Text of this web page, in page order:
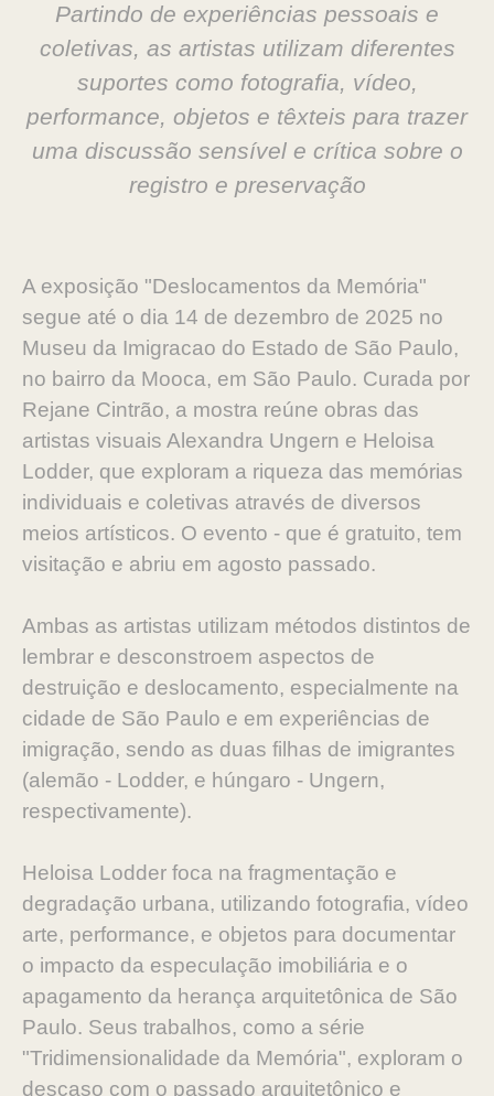
Partindo de experiências pessoais e
coletivas, as artistas utilizam diferentes
suportes como fotografia, vídeo,
performance, objetos e têxteis para trazer
uma discussão sensível e crítica sobre o
registro e preservação
A exposição "Deslocamentos da Memória"
segue até o dia 14 de dezembro de 2025 no
Museu da Imigracao do Estado de São Paulo,
no bairro da Mooca, em São Paulo. Curada por
Rejane Cintrão, a mostra reúne obras das
artistas visuais Alexandra Ungern e Heloisa
Lodder, que exploram a riqueza das memórias
individuais e coletivas através de diversos
meios artísticos. O evento - que é gratuito, tem
visitação e abriu em agosto passado.
Ambas as artistas utilizam métodos distintos de
lembrar e desconstroem aspectos de
destruição e deslocamento, especialmente na
cidade de São Paulo e em experiências de
imigração, sendo as duas filhas de imigrantes
(alemão - Lodder, e húngaro - Ungern,
respectivamente).
Heloisa Lodder foca na fragmentação e
degradação urbana, utilizando fotografia, vídeo
arte, performance, e objetos para documentar
o impacto da especulação imobiliária e o
apagamento da herança arquitetônica de São
Paulo. Seus trabalhos, como a série
"Tridimensionalidade da Memória", exploram o
descaso com o passado arquitetônico e